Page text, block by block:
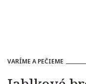
VARÍME A PEČIEME